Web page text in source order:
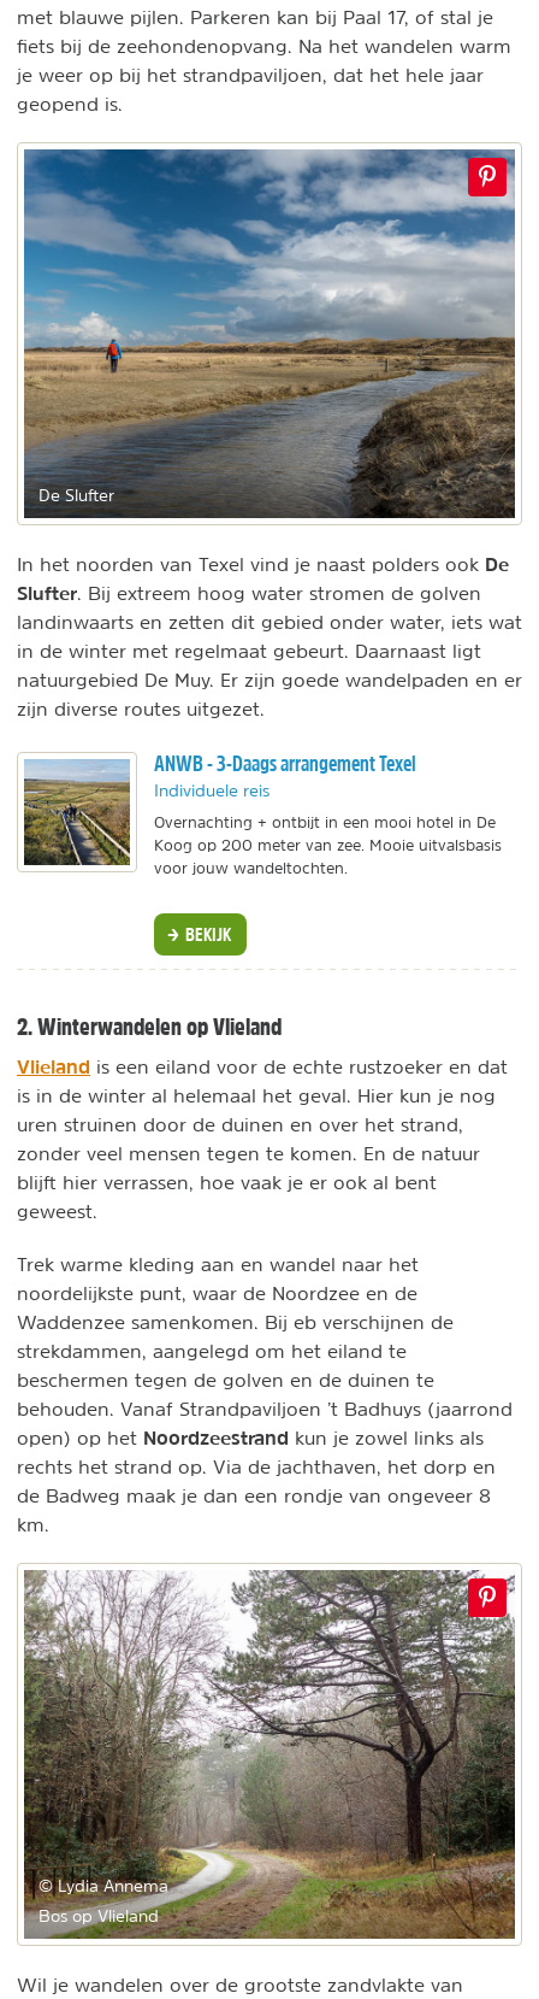
met blauwe pijlen. Parkeren kan bij Paal 17, of stal je
fiets bij de zeehondenopvang. Na het wandelen warm
je weer op bij het strandpaviljoen, dat het hele jaar
geopend is.
De Slufter
In het noorden van Texel vind je naast polders ook De
Slufter. Bij extreem hoog water stromen de golven
landinwaarts en zetten dit gebied onder water, iets wat
in de winter met regelmaat gebeurt. Daarnaast ligt
natuurgebied De Muy. Er zijn goede wandelpaden en er
zijn diverse routes uitgezet.
ANWB - 3-Daags arrangement Texel
Individuele reis
Overnachting + ontbijt in een mooi hotel in De
Koog op 200 meter van zee. Mooie uitvalsbasis
voor jouw wandeltochten.
BEKIJK
2. Winterwandelen op Vlieland
Vlieland is een eiland voor de echte rustzoeker en dat
is in de winter al helemaal het geval. Hier kun je nog
uren struinen door de duinen en over het strand,
zonder veel mensen tegen te komen. En de natuur
blijft hier verrassen, hoe vaak je er ook al bent
geweest.
Trek warme kleding aan en wandel naar het
noordelijkste punt, waar de Noordzee en de
Waddenzee samenkomen. Bij eb verschijnen de
strekdammen, aangelegd om het eiland te
beschermen tegen de golven en de duinen te
behouden. Vanaf Strandpaviljoen ’t Badhuys (jaarrond
open) op het Noordzeestrand kun je zowel links als
rechts het strand op. Via de jachthaven, het dorp en
de Badweg maak je dan een rondje van ongeveer 8
km.
© Lydia Annema
Bos op Vlieland
Wil je wandelen over de grootste zandvlakte van